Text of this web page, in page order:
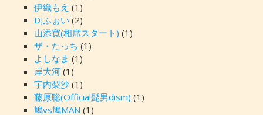
伊織もえ (1)
DJふぉい (2)
山添寛(相席スタート) (1)
ザ・たっち (1)
よしなま (1)
岸大河(1)
宇内梨沙(1)
藤原聡(Official髭男dism) (1)
鳩vs鳩MAN (1)